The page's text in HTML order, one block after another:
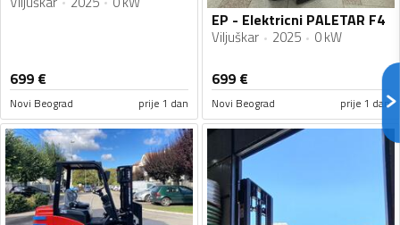
699 €
Novi Beograd prije 1 dan
EP - Elektricni PALETAR F4
Viljuškar 2025 0 kW
699 €
Novi Beograd prije 1 dan